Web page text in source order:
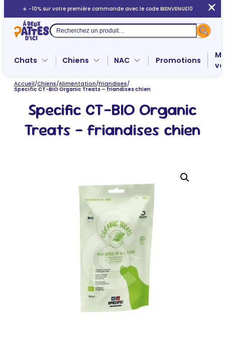
au
contenu
☀️ -10% sur votre première commande avec le code BIENVENUE10
Recherche
Chats Chiens NAC Promotions
Accueil/Chiens/Alimentation/Friandises/
Specific CT-BIO Organic Treats – friandises chien
Specific CT-BIO Organic
Treats – friandises chien